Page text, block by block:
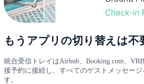
もうアプリの切り替えは不
統合受信トレイはAirbnb、Booking.com、
接予約に接続し、すべてのゲストメッセー
す。